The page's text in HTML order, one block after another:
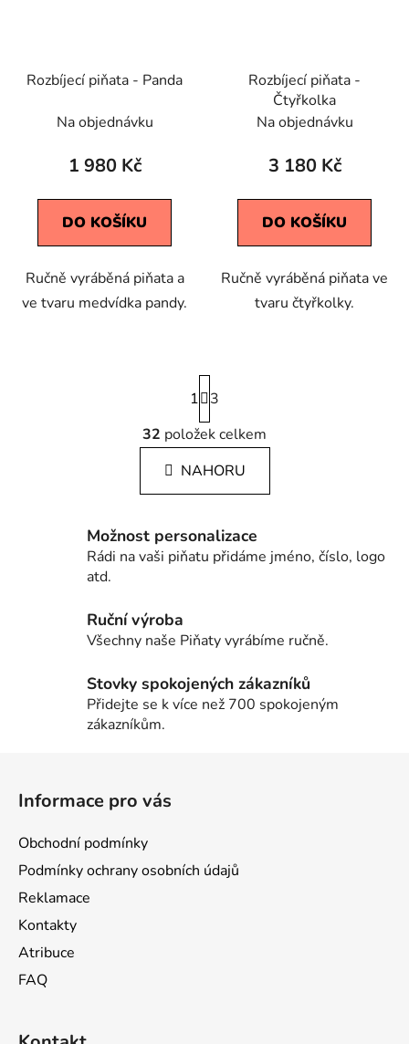
Rozbíjecí piňata - Panda
Na objednávku
1 980 Kč
DO KOŠÍKU
Ručně vyráběná piňata a
ve tvaru medvídka pandy.
Rozbíjecí piňata -
Čtyřkolka
Na objednávku
3 180 Kč
DO KOŠÍKU
Ručně vyráběná piňata ve
tvaru čtyřkolky.
O
v
l
a
c
v
y
v
S
t
r
á
n
k
n
í
1
3
32 položek celkem
NAHORU
Možnost personalizace
Rádi na vaši piňatu přidáme jméno, číslo, logo
atd.
Ruční výroba
Všechny naše Piňaty vyrábíme ručně.
Stovky spokojených zákazníků
Přidejte se k více než 700 spokojeným
zákazníkům.
Informace pro vás
Obchodní podmínky
Podmínky ochrany osobních údajů
Reklamace
Kontakty
Atribuce
FAQ